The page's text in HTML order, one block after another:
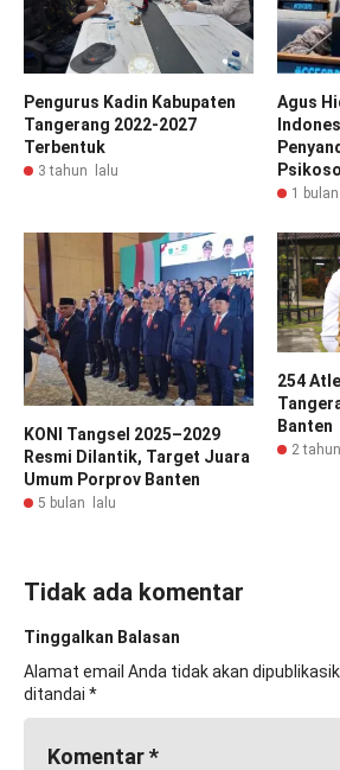
Pengurus Kadin Kabupaten
Tangerang 2022-2027
Terbentuk
3 tahun lalu
Agus
1
KONI Tangsel 2025–2029
Resmi Dilantik, Target Juara
Umum Porprov Banten
5 bulan lalu
254
Banten
2
Tidak ada komentar
Tinggalkan Balasan
Alamat email Anda tidak akan
ditandai *
Komentar*